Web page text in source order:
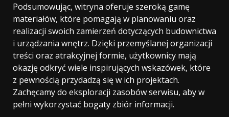
Podsumowując, witryna oferuje szeroką gamę
materiałów, które pomagają w planowaniu oraz
realizacji swoich zamierzeń dotyczących budownictwa
i urządzania wnętrz. Dzięki przemyślanej organizacji
treści oraz atrakcyjnej formie, użytkownicy mają
okazję odkryć wiele inspirujących wskazówek, które
z pewnością przydadzą się w ich projektach.
Zachęcamy do eksploracji zasobów serwisu, aby w
pełni wykorzystać bogaty zbiór informacji.